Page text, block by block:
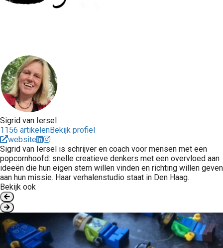
Sigrid van Iersel
1156 artikelenBekijk profiel
website
Sigrid van Iersel is schrijver en coach voor mensen met een
popcornhoofd: snelle creatieve denkers met een overvloed aan
ideeën die hun eigen stem willen vinden en richting willen geven
aan hun missie. Haar verhalenstudio staat in Den Haag.
Bekijk ook